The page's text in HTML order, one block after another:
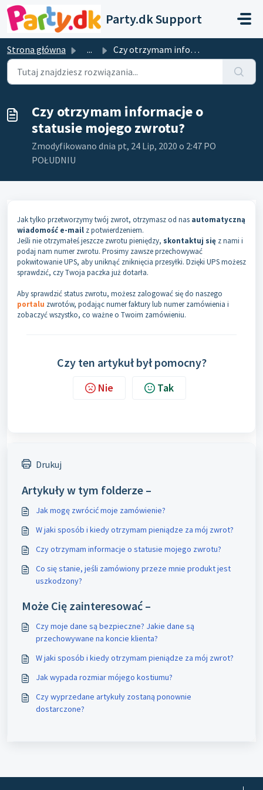
Przejdź do głównej treści
Party.dk Support
Strona główna ... Czy otrzymam informacje o statusie mojego zwrotu?
Czy otrzymam informacje o
statusie mojego zwrotu?
Zmodyfikowano dnia pt, 24 Lip, 2020 o 2:47 PO
POŁUDNIU
Jak tylko przetworzymy twój zwrot, otrzymasz od nas automatyczną
wiadomość e-mail z potwierdzeniem.
Jeśli nie otrzymałeś jeszcze zwrotu pieniędzy, skontaktuj się z nami i
podaj nam numer zwrotu. Prosimy zawsze przechowywać
pokwitowanie UPS, aby uniknąć zniknięcia przesyłki. Dzięki UPS możesz
sprawdzić, czy Twoja paczka już dotarła.
Aby sprawdzić status zwrotu, możesz zalogować się do naszego
portalu zwrotów, podając numer faktury lub numer zamówienia i
zobaczyć wszystko, co ważne o Twoim zamówieniu.
Czy ten artykuł był pomocny?
Nie Tak
Drukuj
Artykuły w tym folderze –
Jak mogę zwrócić moje zamówienie?
W jaki sposób i kiedy otrzymam pieniądze za mój zwrot?
Czy otrzymam informacje o statusie mojego zwrotu?
Co się stanie, jeśli zamówiony przeze mnie produkt jest
uszkodzony?
Może Cię zainteresować –
Czy moje dane są bezpieczne? Jakie dane są
przechowywane na koncie klienta?
W jaki sposób i kiedy otrzymam pieniądze za mój zwrot?
Jak wypada rozmiar mójego kostiumu?
Czy wyprzedane artykuły zostaną ponownie
dostarczone?